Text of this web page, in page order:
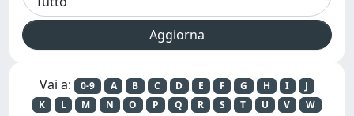
Vai a: 0-9 A B C D E F G H I
J
K
L M N O P Q R S T U V
W